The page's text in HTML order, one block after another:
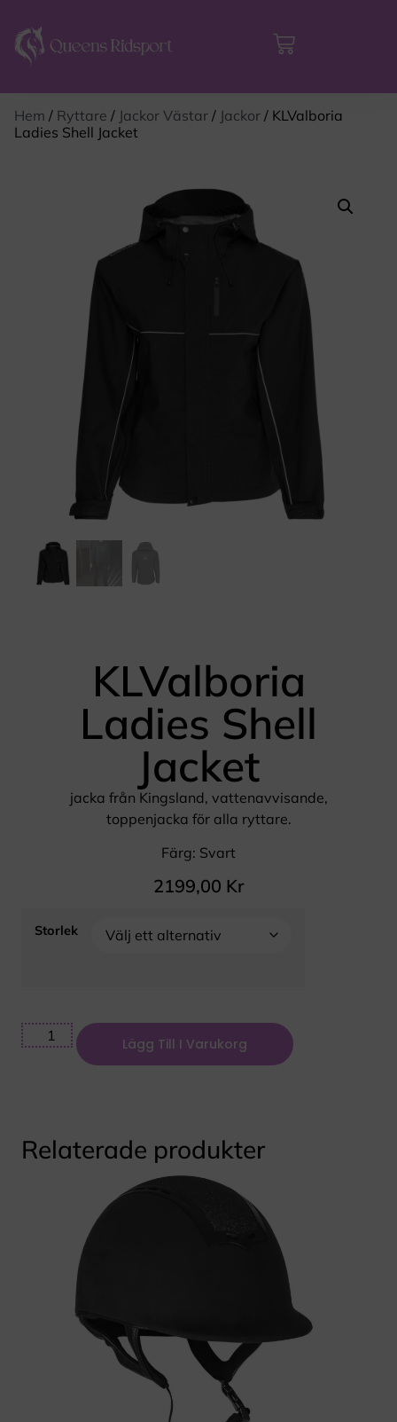
Hem / Ryttare / Jackor Västar / Jackor / KLValboria
Ladies Shell Jacket
KLValboria
Ladies Shell
Jacket
jacka från Kingsland, vattenavvisande,
toppenjacka för alla ryttare.
Färg: Svart
2199,00 Kr
Storlek
Lägg Till I Varukorg
Relaterade produkter